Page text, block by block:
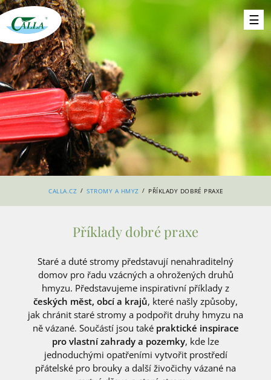
CALLA.CZ / STROMY A HMYZ / PŘÍKLADY DOBRÉ PRAXE
Příklady dobré praxe
Staré a duté stromy představují nenahraditelný
domov pro řadu vzácných a ohrožených druhů
hmyzu. Představujeme inspirativní příklady z
českých měst, obcí a krajů, které našly způsoby,
jak chránit staré stromy a podpořit druhy hmyzu na
ně vázané. Součástí jsou také praktické inspirace
pro vlastní zahrady a pozemky, kde lze
jednoduchými opatřeními vytvořit prostředí
přátelské pro brouky a další živočichy vázané na